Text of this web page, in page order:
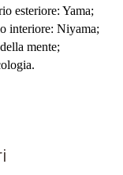
esteriore: Yama;
interiore: Niyama;
mente;